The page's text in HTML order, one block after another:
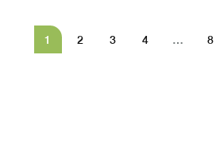
1 2 3 4 … 8